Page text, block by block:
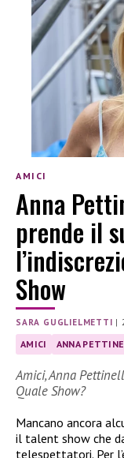
AMICI
Anna
prende il
Show
SARA GUGLIELMETTI |
AMICI ANNA
Amici, Anna
Quale Show?
Mancano ancora
il talent show che
telespettatori. Per